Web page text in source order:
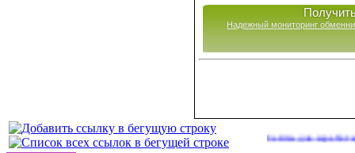
Надежный мониторинг
Сайты для заработка в 2026